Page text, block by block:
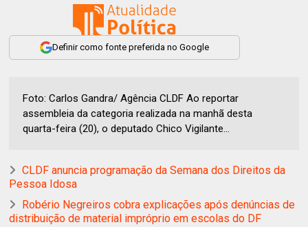
Definir como fonte preferida no Google
Foto: Carlos Gandra/ Agência CLDF Ao reportar
assembleia da categoria realizada na manhã desta
quarta-feira (20), o deputado Chico Vigilante...
CLDF anuncia programação da Semana dos Direitos da
Pessoa Idosa
Robério Negreiros cobra explicações após denúncias de
distribuição de material impróprio em escolas do DF